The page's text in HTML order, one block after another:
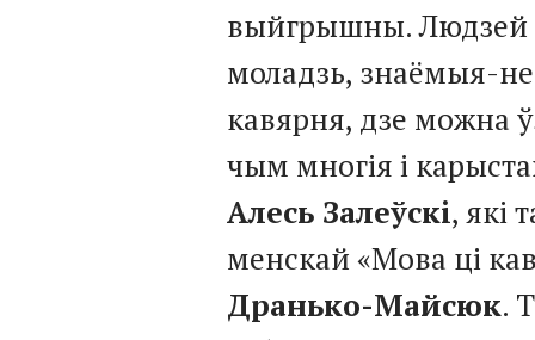
выйгрышны. Людзей
моладзь, знаёмыя-
кавярня, дзе можна
чым многія і
Алесь Залеўскі, які
менскай «Мова ці
Дранько-Майсюк.